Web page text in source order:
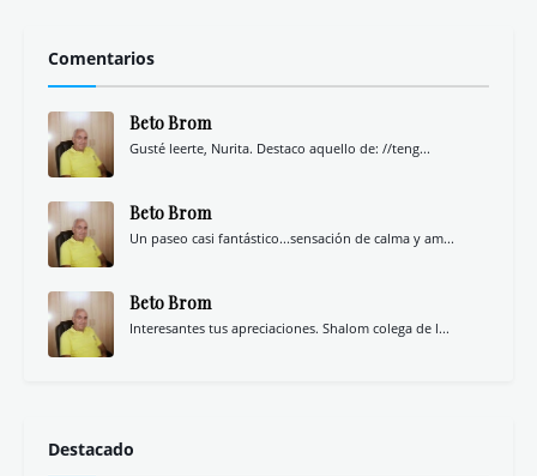
Comentarios
Beto Brom
Gusté leerte, Nurita. Destaco aquello de: //teng...
Beto Brom
Un paseo casi fantástico...sensación de calma y am...
Beto Brom
Interesantes tus apreciaciones. Shalom colega de l...
Destacado